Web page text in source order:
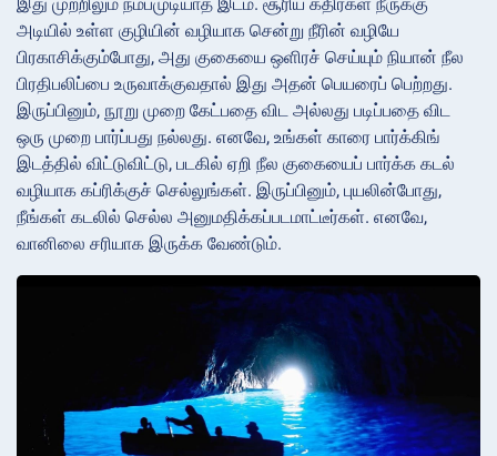
அடியில் உள்ள குழியின் வழியாக சென்று நீரின் வழியே
பிரகாசிக்கும்போது, அது குகையை ஒளிரச் செய்யும் நியான் நீல
பிரதிபலிப்பை உருவாக்குவதால் இது அதன் பெயரைப் பெற்றது.
இருப்பினும், நூறு முறை கேட்பதை விட அல்லது படிப்பதை விட
ஒரு முறை பார்ப்பது நல்லது. எனவே, உங்கள் காரை பார்க்கிங்
இடத்தில் விட்டுவிட்டு, படகில் ஏறி நீல குகையைப் பார்க்க கடல்
வழியாக கப்ரிக்குச் செல்லுங்கள். இருப்பினும், புயலின்போது,
நீங்கள் கடலில் செல்ல அனுமதிக்கப்படமாட்டீர்கள். எனவே,
வானிலை சரியாக இருக்க வேண்டும்.